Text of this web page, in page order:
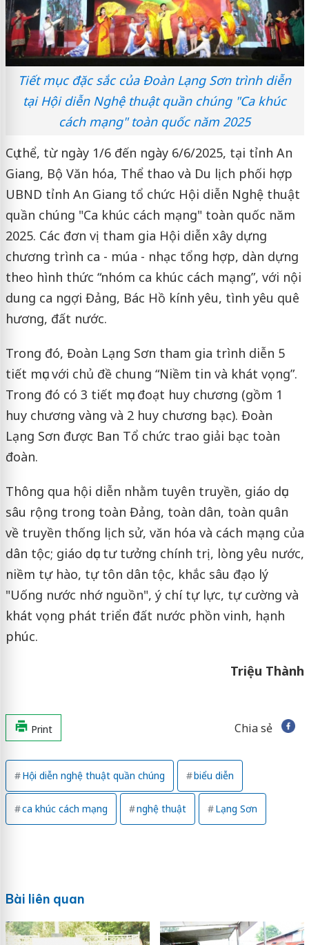
Tiết mục đặc sắc của Đoàn Lạng Sơn trình diễn
tại Hội diễn Nghệ thuật quần chúng "Ca khúc
cách mạng" toàn quốc năm 2025
Cụ thể, từ ngày 1/6 đến ngày 6/6/2025, tại tỉnh An
Giang, Bộ Văn hóa, Thể thao và Du lịch phối hợp
UBND tỉnh An Giang tổ chức Hội diễn Nghệ thuật
quần chúng "Ca khúc cách mạng" toàn quốc năm
2025. Các đơn vị tham gia Hội diễn xây dựng
chương trình ca - múa - nhạc tổng hợp, dàn dựng
theo hình thức “nhóm ca khúc cách mạng”, với nội
dung ca ngợi Đảng, Bác Hồ kính yêu, tình yêu quê
hương, đất nước.
Trong đó, Đoàn Lạng Sơn tham gia trình diễn 5
tiết mục với chủ đề chung “Niềm tin và khát vọng”.
Trong đó có 3 tiết mục đoạt huy chương (gồm 1
huy chương vàng và 2 huy chương bạc). Đoàn
Lạng Sơn được Ban Tổ chức trao giải bạc toàn
đoàn.
Thông qua hội diễn nhằm tuyên truyền, giáo dục
sâu rộng trong toàn Đảng, toàn dân, toàn quân
về truyền thống lịch sử, văn hóa và cách mạng của
dân tộc; giáo dục tư tưởng chính trị, lòng yêu nước,
niềm tự hào, tự tôn dân tộc, khắc sâu đạo lý
"Uống nước nhớ nguồn", ý chí tự lực, tự cường và
khát vọng phát triển đất nước phồn vinh, hạnh
phúc.
Triệu Thành
Print Chia sẻ
Hội diễn nghệ thuật quần chúng biểu diễn
ca khúc cách mạng nghệ thuật Lạng Sơn
Bài liên quan